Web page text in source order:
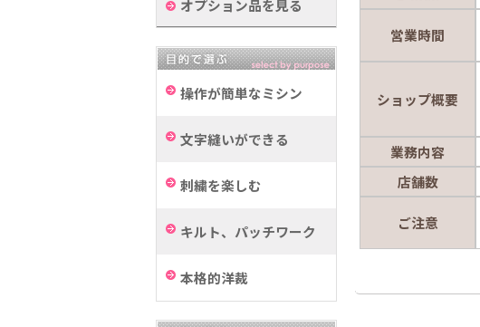
営業時間
ショップ概要
業務内容
店舗数
ご注意
オプション品を見る
操作が簡単なミシン
文字縫いができる
刺繍を楽しむ
キルト、パッチワーク
本格的洋裁